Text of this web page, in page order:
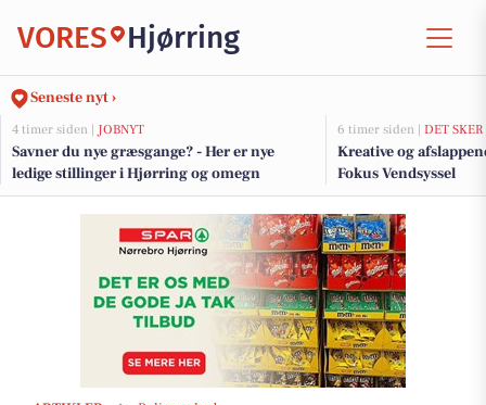
VORES Hjørring
Seneste nyt ›
4 timer siden | JOBNYT
Savner du nye græsgange? - Her er nye
ledige stillinger i Hjørring og omegn
6 timer siden | DET SKER
Kreative og
Fokus Vendsyssel